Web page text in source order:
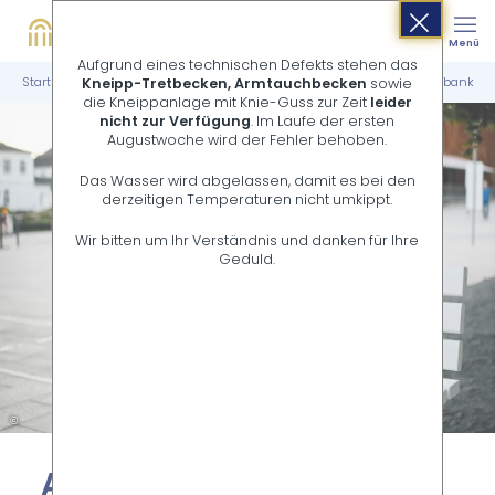
Suche Menü
Startseite Sole, Meeresluft & Kneipp Kurpark Auf der Baumelbank
©
Auf der Bau­mel­bank
Aufgrund eines technischen Defekts stehen das
Kneipp-Tretbecken, Armtauchbecken sowie
die Kneippanlage mit Knie-Guss zur Zeit leider
nicht zur Verfügung. Im Laufe der ersten
Augustwoche wird der Fehler behoben.
Das Wasser wird abgelassen, damit es bei den
derzeitigen Temperaturen nicht umkippt.
Wir bitten um Ihr Verständnis und danken für Ihre
Geduld.